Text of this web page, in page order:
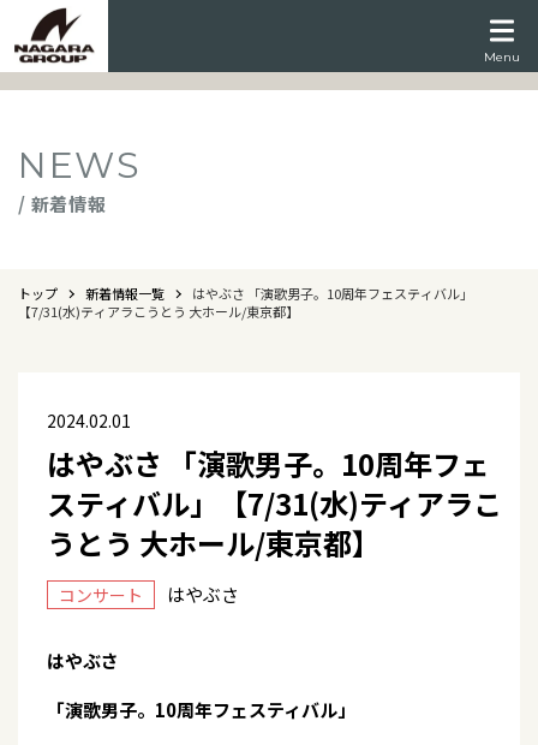
Menu
NEWS
/ 新着情報
トップ 新着情報一覧
はやぶさ 「演歌男子。10周年フェスティバル」
【7/31(水)ティアラこうとう 大ホール/東京都】
2024.02.01
はやぶさ 「演歌男子。10周年フェ
スティバル」【7/31(水)ティアラこ
うとう 大ホール/東京都】
コンサート はやぶさ
はやぶさ
「演歌男子。10周年フェスティバル」